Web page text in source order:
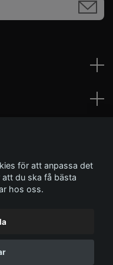
för att anpassa det
du ska få bästa
hos oss.